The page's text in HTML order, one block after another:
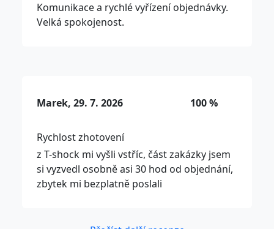
Komunikace a rychlé vyřízení objednávky.
Velká spokojenost.
Marek, 29. 7. 2026 100 %
Rychlost zhotovení
z T-shock mi vyšli vstříc, část zakázky jsem
si vyzvedl osobně asi 30 hod od objednání,
zbytek mi bezplatně poslali